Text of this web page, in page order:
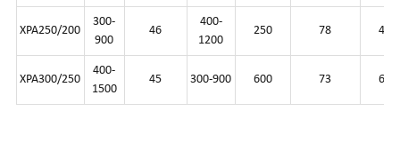
XPA250/200
300-
900
46
400-
1200
250 78 454
XPA300/250
400-
1500
45 300-900 600 73 610